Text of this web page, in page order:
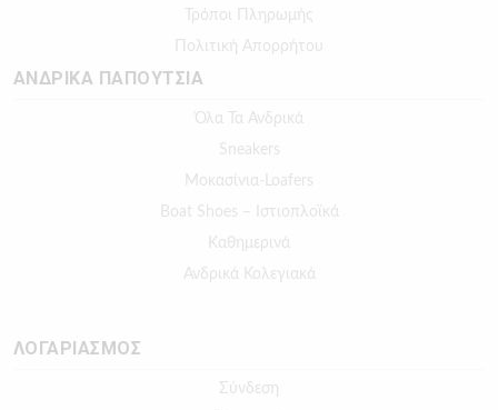
Τρόποι Πληρωμής
Πολιτική Απορρήτου
ΑΝΔΡΙΚΑ ΠΑΠΟΥΤΣΙΑ
Όλα Τα Ανδρικά
Sneakers
Μοκασίνια-Loafers
Boat Shoes – Ιστιοπλοϊκά
Καθημερινά
Ανδρικά Κολεγιακά
ΛΟΓΑΡΙΑΣΜΟΣ
Σύνδεση